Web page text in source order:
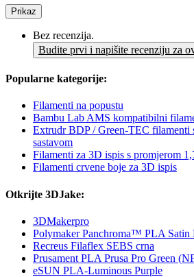
Prikaz
Bez recenzija.
Budite prvi i napišite recenziju za
Popularne kategorije:
Filamenti na popustu
Bambu Lab AMS kompatibilni
Extrudr BDP / Green-TEC filamenti
sastavom
Filamenti za 3D ispis s promjerom
Filamenti crvene boje za 3D ispis
Otkrijte 3DJake:
3DMakerpro
Polymaker Panchroma™ PLA Satin
Recreus Filaflex SEBS crna
Prusament PLA Prusa Pro Green
eSUN PLA-Luminous Purple